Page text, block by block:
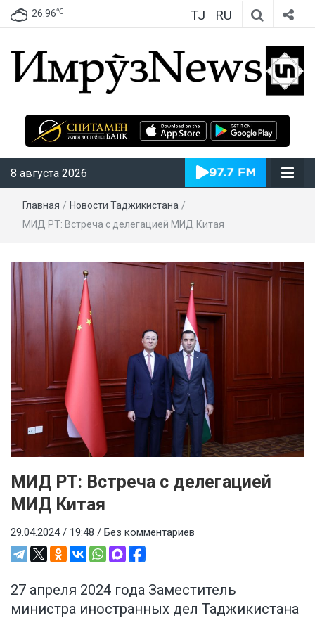
26.96℃ TJ RU
ИмрӯзNews
8 августа 2026
Главная / Новости Таджикистана /
МИД РТ: Встреча с делегацией МИД Китая
МИД РТ: Встреча с делегацией
МИД Китая
29.04.2024 / 19:48 / Без комментариев
27 апреля 2024 года Заместитель
министра иностранных дел Таджикистана